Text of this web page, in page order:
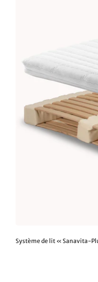
Système de lit « Sanavita-